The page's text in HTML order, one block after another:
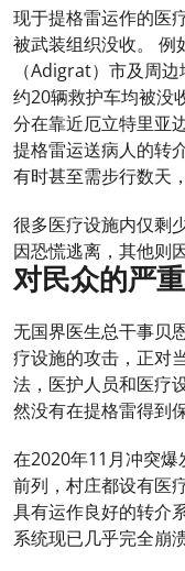
现于提格雷运作的医
被武装组织没收。 例
（Adigrat）市及周
约20辆救护车均被没
分在靠近厄立特里亚
提格雷运送病人的转
有时甚至需步行数天
很多医疗设施内仅剩
因恐慌逃离，其他则
对民众的严
无国界医生总干事贝
疗设施的攻击，正对
法，医护人员和医疗
然没有在提格雷得到
在2020年11月冲突
前列，村庄都设有医
具有运作良好的转介
系统现已几乎完全崩溃